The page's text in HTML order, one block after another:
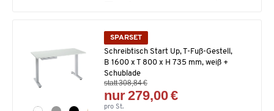
SPARSET
Schreibtisch Start Up, T-Fuß-Gestell,
B 1600 x T 800 x H 735 mm, weiß +
Schublade
statt 308,84 €
nur 279,00 €
pro St.